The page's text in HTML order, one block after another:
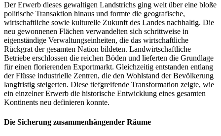
Der Erwerb dieses gewaltigen Landstrichs ging weit über eine bloße
politische Transaktion hinaus und formte die geografische,
wirtschaftliche sowie kulturelle Zukunft des Landes nachhaltig. Die
neu gewonnenen Flächen verwandelten sich schrittweise in
eigenständige Verwaltungseinheiten, die das wirtschaftliche
Rückgrat der gesamten Nation bildeten. Landwirtschaftliche
Betriebe erschlossen die reichen Böden und lieferten die Grundlage
für einen florierenden Exportmarkt. Gleichzeitig entstanden entlang
der Flüsse industrielle Zentren, die den Wohlstand der Bevölkerung
langfristig steigerten. Diese tiefgreifende Transformation zeigte, wie
ein einzelner Erwerb die historische Entwicklung eines gesamten
Kontinents neu definieren konnte.
Die Sicherung zusammenhängender Räume